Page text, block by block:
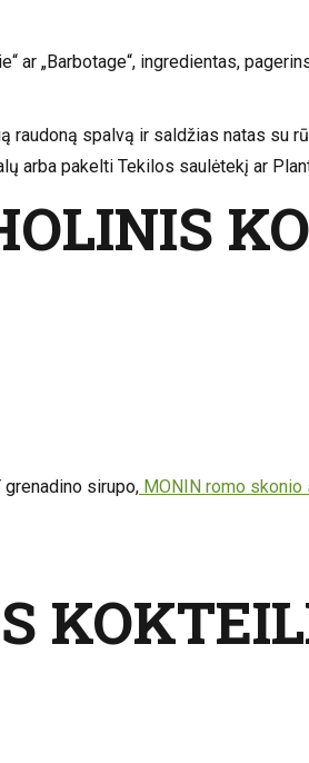
ar „Barbotage“, ingredientas,
raudoną spalvą ir saldžias natas su
arba pakelti Tekilos saulėtekį ar
sirupo, MONIN romo skonio